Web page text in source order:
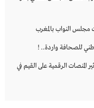
مجلس النواب بالمغرب
للصحافة واردة.. !
المنصات الرقمية على القيم في